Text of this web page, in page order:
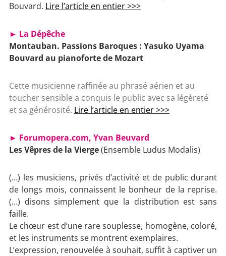
Bouvard. Lire l’article en entier >>>
► La Dépêche
Montauban. Passions Baroques : Yasuko Uyama
Bouvard au pianoforte de Mozart
Cette musicienne raffinée au phrasé aérien et au
toucher sensible a conquis le public avec sa légèreté
et sa générosité. Lire l’article en entier >>>
► Forumopera.com, Yvan Beuvard
Les Vêpres de la Vierge(Ensemble Ludus Modalis)
(…) les musiciens, privés d’activité et de public durant
de longs mois, connaissent le bonheur de la reprise.
(…) disons simplement que la distribution est sans
faille.
Le chœur est d’une rare souplesse, homogène, coloré,
et les instruments se montrent exemplaires.
L’expression, renouvelée à souhait, suffit à captiver un